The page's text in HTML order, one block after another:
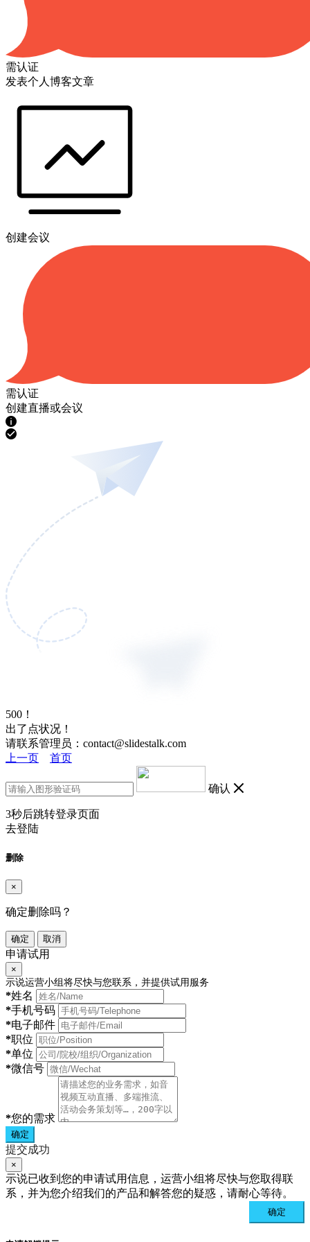
需认证
发表个人博客文章
创建会议
需认证
创建直播或会议
500！
出了点状况！
请联系管理员：contact@slidestalk.com
上一页
首页
确认
3秒后跳转登录页面
去登陆
删除
×
确定删除吗？
确定 取消
申请试用
×
示说运营小组将尽快与您联系，并提供试用服务
*姓名
*手机号码
*电子邮件
*职位
*单位
*微信号
*您的需求
确定
提交成功
×
示说已收到您的申请试用信息，运营小组将尽快与您取得联
系，并为您介绍我们的产品和解答您的疑惑，请耐心等待。
确定